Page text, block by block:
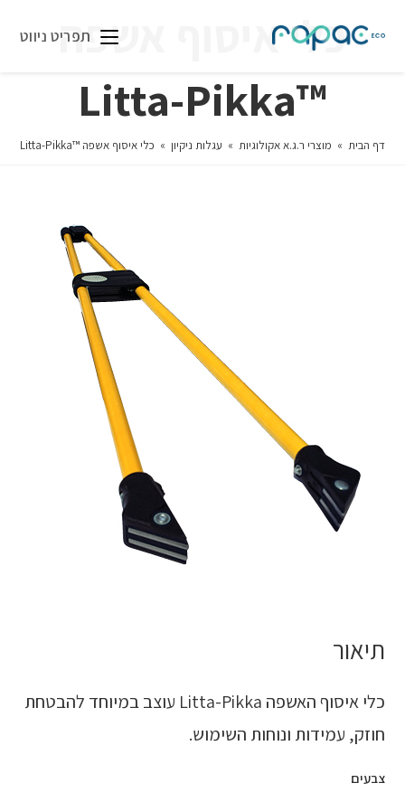
תפריט ניווטכלי איסוף אשפה
™Litta-Pikka
דף הבית » מוצרי ר.ג.א אקולוגיות » עגלות ניקיון » כלי איסוף אשפה ™Litta-Pikka
תיאור
כלי איסוף האשפה Litta-Pikka עוצב במיוחד להבטחת
חוזק, עמידות ונוחות השימוש.
צבעים